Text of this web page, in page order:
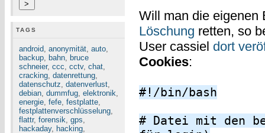
TAGS
android, anonymität, auto,
backup, bahn, bruce
schneier, ccc, cctv, chat,
cracking, datenrettung,
datenschutz, datenverlust,
debian, dummfug, elektronik,
energie, fefe, festplatte,
festplattenverschlüsselung,
flattr, forensik, gps,
hackaday, hacking,
Will man die
Löschung retten, so
User cassiel dort
Cookies:
#!/bin/bash
# Datei mit den